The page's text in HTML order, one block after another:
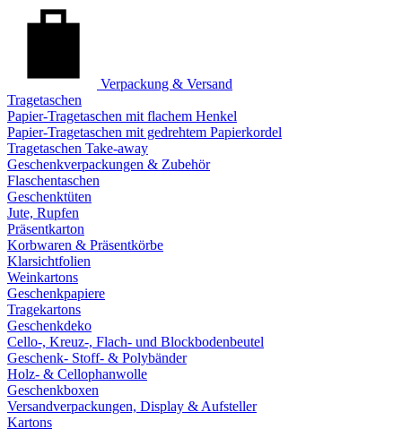
Verpackung & Versand
Tragetaschen
Papier-Tragetaschen mit flachem Henkel
Papier-Tragetaschen mit gedrehtem Papierkordel
Tragetaschen Take-away
Geschenkverpackungen & Zubehör
Flaschentaschen
Geschenktüten
Jute, Rupfen
Präsentkarton
Korbwaren & Präsentkörbe
Klarsichtfolien
Weinkartons
Geschenkpapiere
Tragekartons
Geschenkdeko
Cello-, Kreuz-, Flach- und Blockbodenbeutel
Geschenk- Stoff- & Polybänder
Holz- & Cellophanwolle
Geschenkboxen
Versandverpackungen, Display & Aufsteller
Kartons